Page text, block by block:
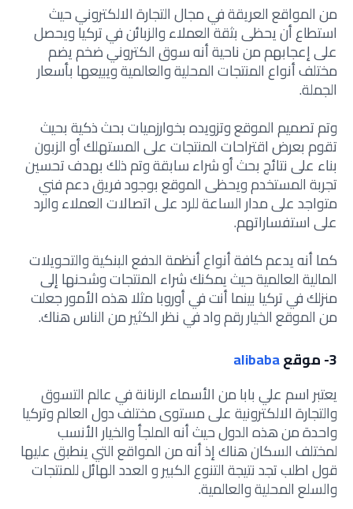
من المواقع العريقة في مجال التجارة الالكتروني حيث
استطاع أن يحظى بثقة العملاء والزبائن في تركيا ويحصل
على إعجابهم من ناحية أنه سوق الكتروني ضخم يضم
مختلف أنواع المنتجات المحلية والعالمية ويبيعها بأسعار
الجملة.
وتم تصميم الموقع وتزويده بخوارزميات بحث ذكية بحيث
تقوم بعرض اقتراحات المنتجات على المستهلك أو الزبون
بناء على نتائج بحث أو شراء سابقة وتم ذلك بهدف تحسين
تجربة المستخدم ويحظى الموقع بوجود فريق دعم فني
متواجد على مدار الساعة للرد على اتصالات العملاء والرد
على استفساراتهم.
كما أنه يدعم كافة أنواع أنظمة الدفع البنكية والتحويلات
المالية العالمية حيث يمكنك شراء المنتجات وشحنها إلى
منزلك في تركيا بينما أنت في أوروبا مثلا هذه الأمور جعلت
من الموقع الخيار رقم واد في نظر الكثير من الناس هناك.
3- موقع
alibaba
يعتبر اسم علي بابا من الأسماء الرنانة في عالم التسوق
والتجارة الالكترونية على مستوى مختلف دول العالم وتركيا
واحدة من هذه الدول حيث أنه الملجأ والخيار الأنسب
لمختلف السكان هناك إذ أنه من المواقع التي ينطبق عليها
قول اطلب تجد نتيجة التنوع الكبير و العدد الهائل للمنتجات
والسلع المحلية والعالمية.